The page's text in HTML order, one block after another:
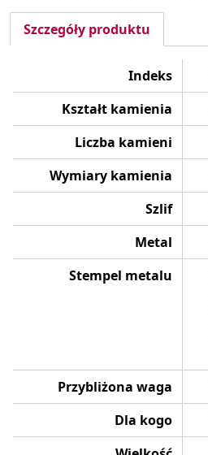
Szczegóły produktu
Indeks
Kształt kamienia
Liczba kamieni
Wymiary kamienia
Szlif
Metal
Stempel metalu
Przybliżona waga
Dla kogo